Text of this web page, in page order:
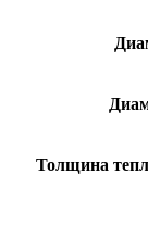
Толщина